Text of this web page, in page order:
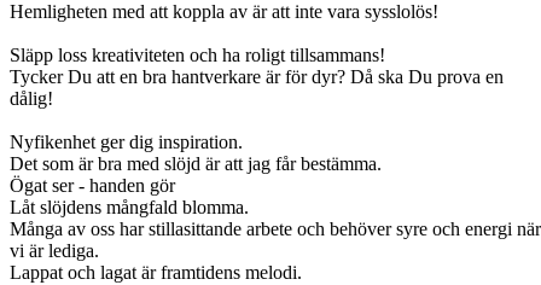
Hemligheten med att koppla av är att inte vara sysslolös!
Släpp loss kreativiteten och ha roligt tillsammans!
Tycker Du att en bra hantverkare är för dyr? Då ska Du prova en
dålig!
Nyfikenhet ger dig inspiration.
Det som är bra med slöjd är att jag får bestämma.
Ögat ser - handen gör
Låt slöjdens mångfald blomma.
Många av oss har stillasittande arbete och behöver syre och energi när
vi är lediga.
Lappat och lagat är framtidens melodi.